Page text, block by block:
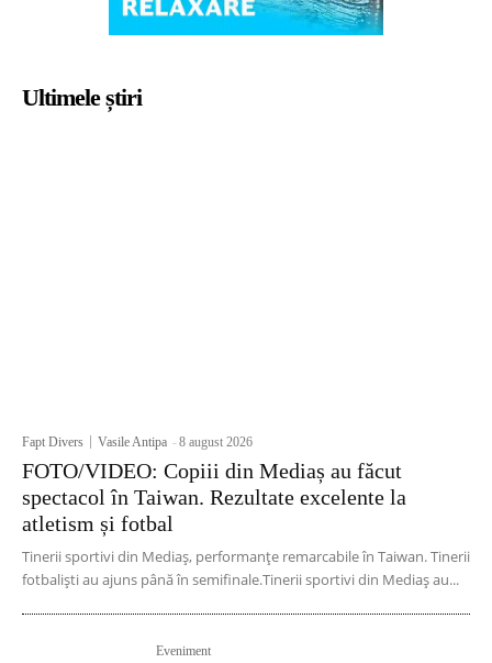
Ultimele știri
Fapt Divers Vasile Antipa -8 august 2026
FOTO/VIDEO: Copiii din Mediaș au făcut
spectacol în Taiwan. Rezultate excelente la
atletism și fotbal
Tinerii sportivi din Mediaș, performanțe remarcabile în Taiwan. Tinerii
fotbaliști au ajuns până în semifinale.Tinerii sportivi din Mediaș au...
Eveniment